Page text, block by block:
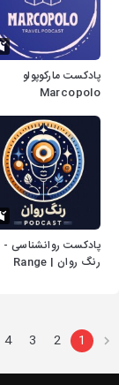
پادکست مارکوپولو
Marcopolo
پادکست روانشناسی -
رنگ روان | Range
1
2
3
4